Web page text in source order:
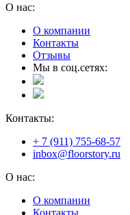
О нас:
О компании
Контакты
Отзывы
Мы в соц.сетях:
Контакты:
+ 7 (911) 755-68-57
inbox@floorstory.ru
О нас:
О компании
Контакты